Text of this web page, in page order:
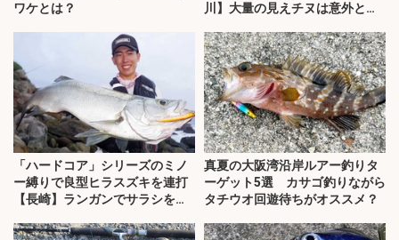
ワケとは？
川】大量の見えチヌは意外と難
「ハードコア」シリーズのミノ
ー縛りで良型ヒラスズキを連打
【長崎】ランガンでサラシを攻
真夏の大阪湾沿岸ルアー釣りタ
ーゲット5選 カサゴ釣りながら
タチウオ回遊待ちがオススメ？